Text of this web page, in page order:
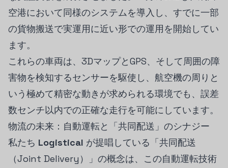
空港において同様のシステムを導入し、すでに一部
の貨物搬送で実運用に近い形での運用を開始してい
ます。
これらの車両は、3DマップとGPS、そして周囲の障
害物を検知するセンサーを駆使し、航空機の周りと
いう極めて精密な動きが求められる環境でも、誤差
数センチ以内での正確な走行を可能にしています。
物流の未来：自動運転と「共同配送」のシナジー
私たち Logistical が提唱している「共同配送
（Joint Delivery）」の概念は、この自動運転技術